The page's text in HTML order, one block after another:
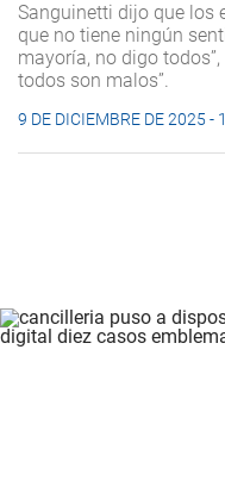
Sanguinetti dijo que los
que no tiene ningún
mayoría, no digo
todos son malos”.
9 DE DICIEMBRE DE 2025 -